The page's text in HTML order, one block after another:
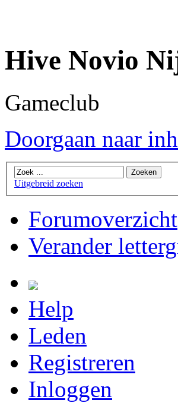
Hive Novio
Gameclub
Doorgaan naar
Uitgebreid zoeken
Forumoverzicht
Verander
Help
Leden
Registreren
Inloggen